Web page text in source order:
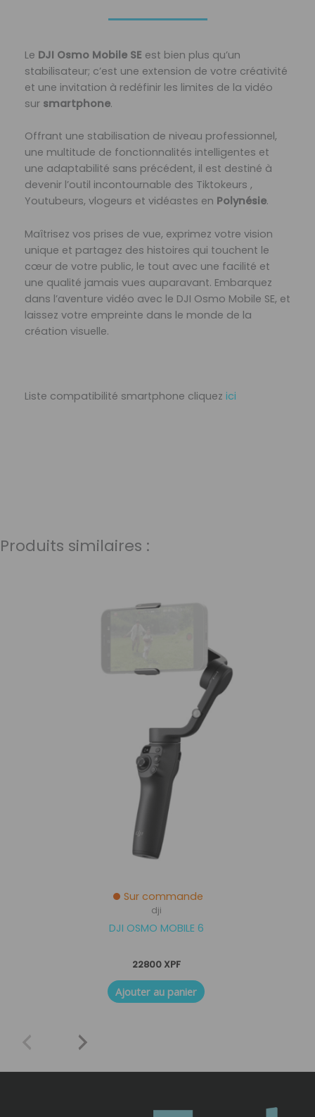
Le DJI Osmo Mobile SE est bien plus qu’un
stabilisateur; c’est une extension de votre créativité
et une invitation à redéfinir les limites de la vidéo
sur smartphone.
Offrant une stabilisation de niveau professionnel,
une multitude de fonctionnalités intelligentes et
une adaptabilité sans précédent, il est destiné à
devenir l’outil incontournable des Tiktokeurs ,
Youtubeurs, vlogeurs et vidéastes en Polynésie.
Maîtrisez vos prises de vue, exprimez votre vision
unique et partagez des histoires qui touchent le
cœur de votre public, le tout avec une facilité et
une qualité jamais vues auparavant. Embarquez
dans l’aventure vidéo avec le DJI Osmo Mobile SE, et
laissez votre empreinte dans le monde de la
création visuelle.
Liste compatibilité smartphone cliquez ici
Produits similaires :
Sur commande
dji
DJI OSMO MOBILE 6
22800 XPF
Ajouter au panier